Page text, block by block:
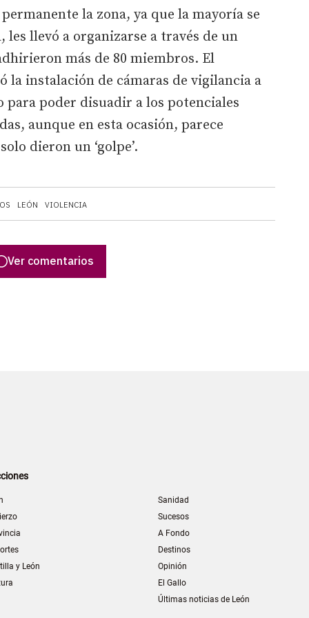
LEÓN VIOLENCIA
la zona, ya que la mayoría se
llevó a organizarse a través de un
más de 80 miembros. El
instalación de cámaras de vigilancia a
para poder disuadir a los potenciales
aunque en esta ocasión, parece
dieron un ‘golpe’.
Ver comentarios
y León
Sanidad
Sucesos
A Fondo
Destinos
Opinión
El Gallo
Últimas noticias de León